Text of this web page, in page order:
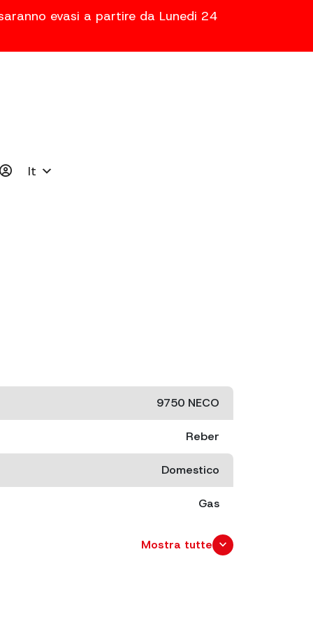
evasi a partire da Lunedi 24
It
9750 NECO
Reber
Domestico
Gas
cm. 62x32 x 41
Mostra tutte expand_more